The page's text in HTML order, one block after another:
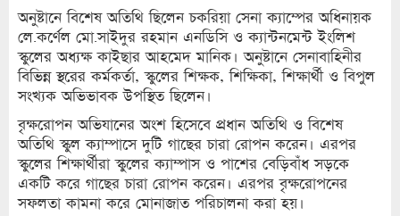
অনুষ্টানে বিশেষ অতিথি ছিলেন চকরিয়া সেনা ক্যাম্পের অধিনায়ক
লে.কর্ণেল মো.সাইদুর রহমান এনডিসি ও ক্যান্টনমেন্ট ইংলিশ
স্কুলের অধ্যক্ষ কাইছার আহমেদ মানিক। অনুষ্টানে সেনাবাহিনীর
বিভিন্ন স্থরের কর্মকর্তা, স্কুলের শিক্ষক, শিক্ষিকা, শিক্ষার্থী ও বিপুল
সংখ্যক অভিভাবক উপস্থিত ছিলেন।
বৃক্ষরোপন অভিযানের অংশ হিসেবে প্রধান অতিথি ও বিশেষ
অতিথি স্কুল ক্যাম্পাসে দুটি গাছের চারা রোপন করেন। এরপর
স্কুলের শিক্ষার্থীরা স্কুলের ক্যাম্পাস ও পাশের বেড়িবাঁধ সড়কে
একটি করে গাছের চারা রোপন করেন। এরপর বৃক্ষরোপনের
সফলতা কামনা করে মোনাজাত পরিচালনা করা হয়।